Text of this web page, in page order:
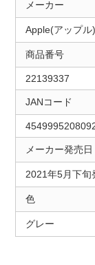
メーカー
Apple(アップル)
商品番号
22139337
JANコード
メーカー発売日
2021年5月下旬
色
グレー